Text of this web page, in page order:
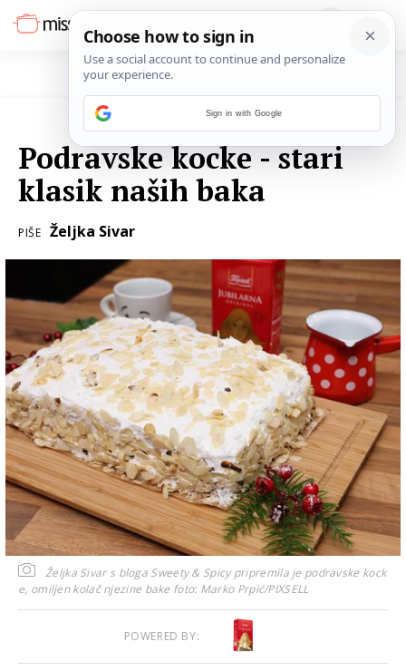
Podravske kocke - stari
klasik naših baka
PIŠE Željka Sivar
Željka Sivar s bloga Sweety & Spicy pripremila je podravske kock
e, omiljen kolač njezine bake foto: Marko Prpić/PIXSELL
POWERED BY:
Sign in with Google